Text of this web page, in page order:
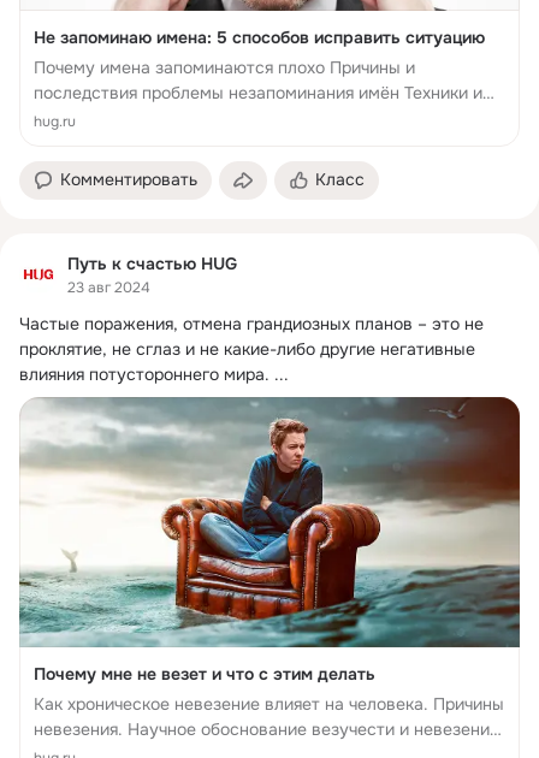
Не запоминаю имена: 5 способов исправить ситуацию
Почему имена запоминаются плохо Причины и
последствия проблемы незапоминания имён Техники и
стратегии для улучшения способности запоминать имена
hug.ru
Комментировать Класс
Путь к счастью HUG
23 авг 2024
Частые поражения, отмена грандиозных планов – это не
проклятие, не сглаз и не какие-либо другие негативные
влияния потустороннего мира. ...
Почему мне не везет и что с этим делать
Как хроническое невезение влияет на человека. Причины
невезения. Научное обоснование везучести и невезения.